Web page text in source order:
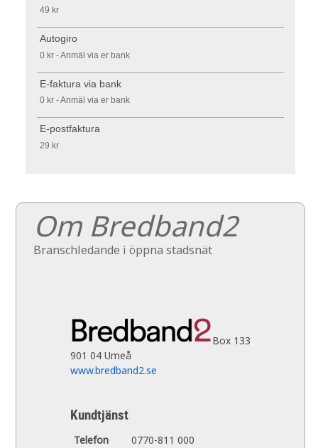
49 kr
Autogiro
0 kr - Anmäl via er bank
E-faktura via bank
0 kr - Anmäl via er bank
E-postfaktura
29 kr
Om Bredband2
Branschledande i öppna stadsnät
Box 133
901 04 Umeå
www.bredband2.se
Kundtjänst
Telefon
0770-811 000